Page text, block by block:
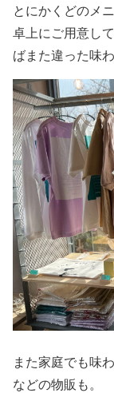
とにかくどのメ
卓上にご用意し
ばまた違った味わ
また家庭でも味
などの物販も。